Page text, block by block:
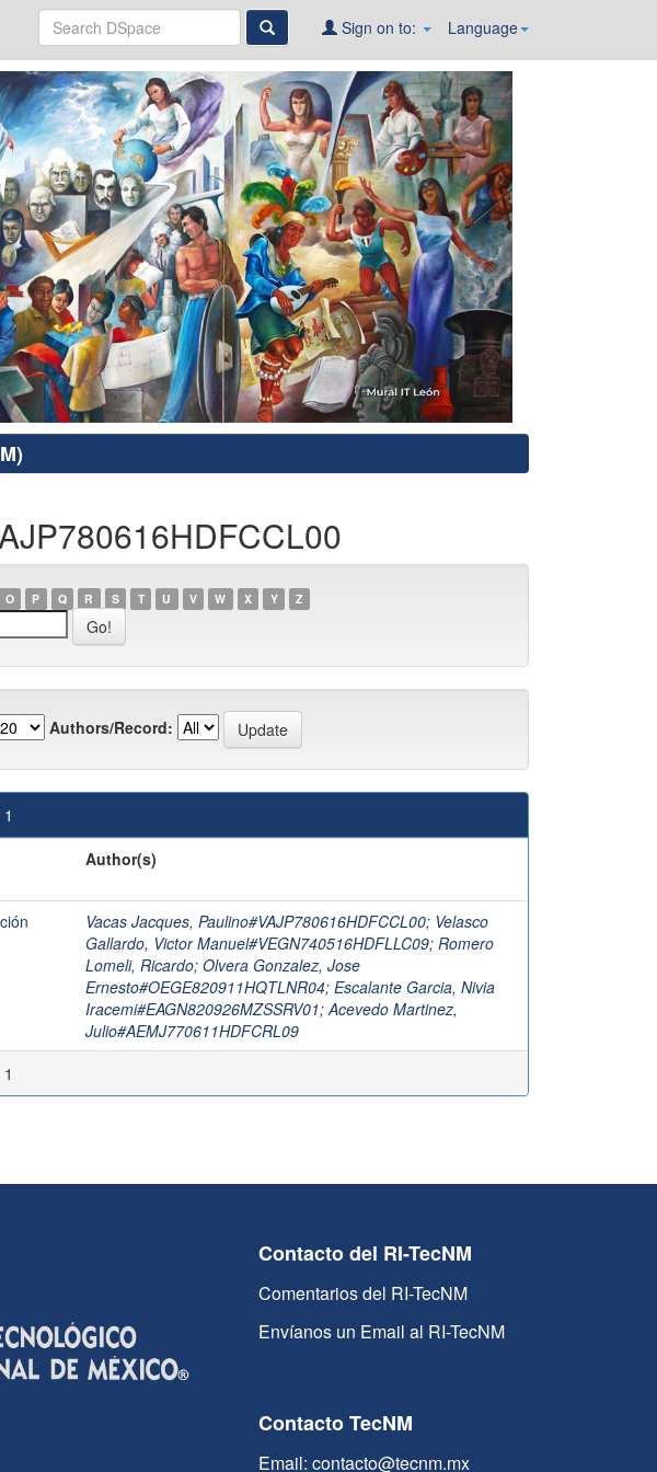
Language
Sign on to:
O P Q R S T U V W X Y Z
Authors/Record:
Author(s)
Vacas Jacques, Paulino#VAJP780616HDFCCL00; Velasco
Gallardo, Victor Manuel#VEGN740516HDFLLC09; Romero
Lomeli, Ricardo; Olvera Gonzalez, Jose
Ernesto#OEGE820911HQTLNR04; Escalante Garcia, Nivia
Iracemi#EAGN820926MZSSRV01;Acevedo Martinez,
Julio#AEMJ770611HDFCRL09
Contacto del RI-TecNM
Comentarios del RI-TecNM
Envíanos un Email al RI-TecNM
Contacto TecNM
Email: contacto@tecnm.mx